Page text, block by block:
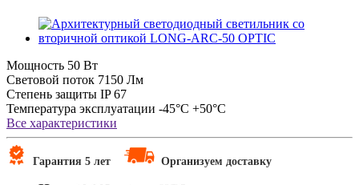
Мощность 50 Вт
Световой поток 7150 Лм
Степень защиты IP 67
Температура эксплуатации -45°C +50°C
Все характеристики
Гарантия 5 лет Организуем доставку